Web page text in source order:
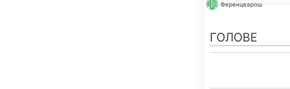
Ференцварош
ГОЛОВЕ